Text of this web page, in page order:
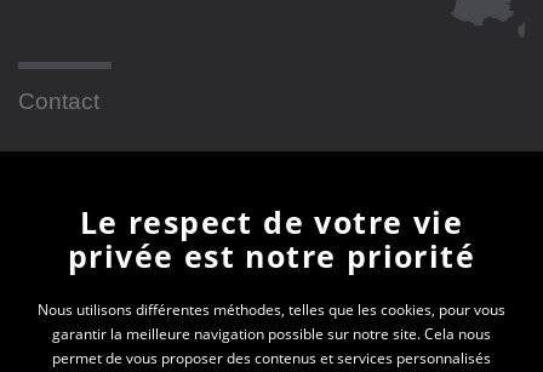
Contact
Newsletter
En vous inscrivant à la newsletter, vous recevrez
toutes les actualités des PEP 01
Votre e-mail*
Le respect de votre vie
privée est notre priorité
Nous utilisons différentes méthodes, telles que les cookies, pour vous
garantir la meilleure navigation possible sur notre site. Cela nous
permet de vous proposer des contenus et services personnalisés